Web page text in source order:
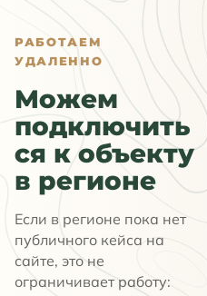
РАБОТАЕМ
УДАЛЕННО
Можем
подключить
ся к объекту
в регионе
Если в регионе пока нет
публичного кейса на
сайте, это не
ограничивает работу: